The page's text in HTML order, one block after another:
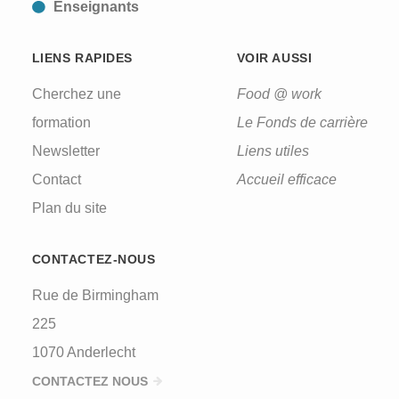
Enseignants
LIENS RAPIDES
Cherchez une
formation
Newsletter
Contact
Plan du site
VOIR AUSSI
Food @ work
Le Fonds de carrière
Liens utiles
Accueil efficace
CONTACTEZ-NOUS
Rue de Birmingham
225
1070 Anderlecht
CONTACTEZ NOUS